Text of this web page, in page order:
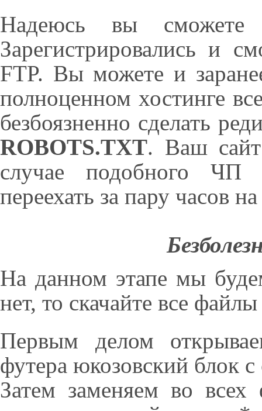
Надеюсь вы сможете
Зарегистрировались и
FTP. Вы можете и
полноценном хостинге
безбоязненно сделать
ROBOTS.TXT. Ваш сайт
случае подобного ЧП
переехать за пару часов
На данном этапе мы
нет, то скачайте все
Первым делом
футера юкозовский блок
Затем заменяем во